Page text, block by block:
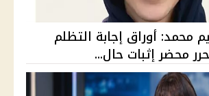
الـ4% ريم محمد: أوراق إجابة التظلم
محضر إثبات حال...